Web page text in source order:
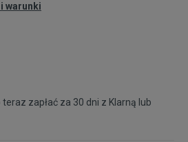
warunki
zapłać za 30 dni z Klarną lub